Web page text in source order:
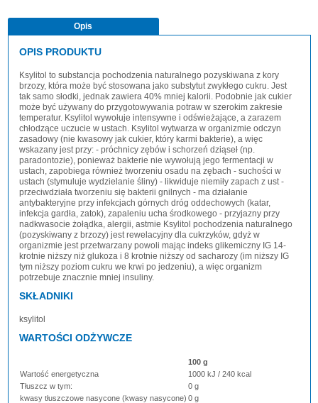
Opis
OPIS PRODUKTU
Ksylitol to substancja pochodzenia naturalnego pozyskiwana z kory
brzozy, która może być stosowana jako substytut zwykłego cukru. Jest
tak samo słodki, jednak zawiera 40% mniej kalorii. Podobnie jak cukier
może być używany do przygotowywania potraw w szerokim zakresie
temperatur. Ksylitol wywołuje intensywne i odświeżające, a zarazem
chłodzące uczucie w ustach. Ksylitol wytwarza w organizmie odczyn
zasadowy (nie kwasowy jak cukier, który karmi bakterie), a więc
wskazany jest przy: - próchnicy zębów i schorzeń dziąseł (np.
paradontozie), ponieważ bakterie nie wywołują jego fermentacji w
ustach, zapobiega również tworzeniu osadu na zębach - suchości w
ustach (stymuluje wydzielanie śliny) - likwiduje niemiły zapach z ust -
przeciwdziała tworzeniu się bakterii gnilnych - ma działanie
antybakteryjne przy infekcjach górnych dróg oddechowych (katar,
infekcja gardła, zatok), zapaleniu ucha środkowego - przyjazny przy
nadkwasocie żołądka, alergii, astmie Ksylitol pochodzenia naturalnego
(pozyskiwany z brzozy) jest rewelacyjny dla cukrzyków, gdyż w
organizmie jest przetwarzany powoli mając indeks glikemiczny IG 14-
krotnie niższy niż glukoza i 8 krotnie niższy od sacharozy (im niższy IG
tym niższy poziom cukru we krwi po jedzeniu), a więc organizm
potrzebuje znacznie mniej insuliny.
SKŁADNIKI
ksylitol
WARTOŚCI ODŻYWCZE
100 g
Wartość energetyczna
1000 kJ / 240 kcal
Tłuszcz w tym:
0 g
kwasy tłuszczowe nasycone (kwasy nasycone) 0 g